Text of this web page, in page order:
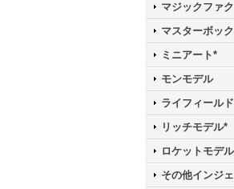
マジックファ
マスターボッ
ミニアート*
モンモデル
ライフィール
リッチモデル*
ロケットモデ
その他インジ